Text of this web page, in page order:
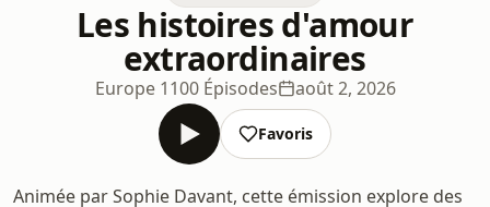
Les histoires d'amour
extraordinaires
Europe 1100 Épisodes août 2, 2026
Favoris
Animée par Sophie Davant, cette émission explore des